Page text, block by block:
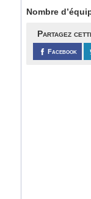
Nombre
Partagez
Facebook